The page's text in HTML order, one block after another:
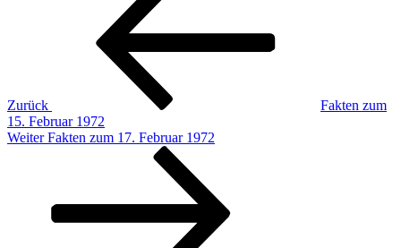
Zurück
Fakten zum
15. Februar 1972
Nächster
Weiter Fakten zum 17. Februar 1972